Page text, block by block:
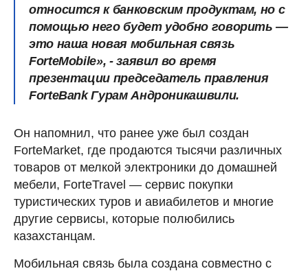
относится к банковским продуктам, но с
помощью него будет удобно говорить —
это наша новая мобильная связь
ForteMobile», - заявил во время
презентации председатель правления
ForteBank Гурам Андроникашвили.
Он напомнил, что ранее уже был создан
ForteMarket, где продаются тысячи различных
товаров от мелкой электроники до домашней
мебели, ForteTravel — сервис покупки
туристических туров и авиабилетов и многие
другие сервисы, которые полюбились
казахстанцам.
Мобильная связь была создана совместно с